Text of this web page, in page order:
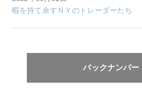
暇を持て余すＮＹのトレーダーたち
バックナンバー